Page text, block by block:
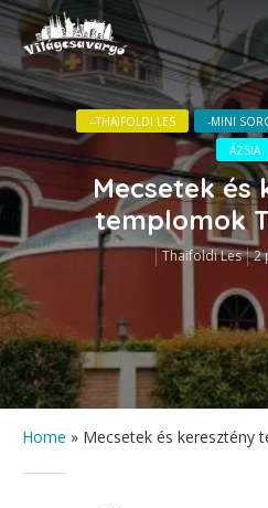
--THAIFÖLDI LES -MINI
ÁZSIA
Mecsetek és
templomok
Thaifoldi Les 2
Home » Mecsetek és keresztény